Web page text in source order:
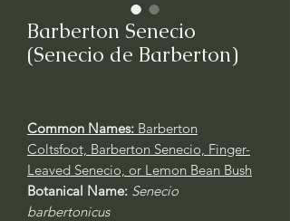
Barberton Senecio
(Senecio de Barberton)
Common Names: Barberton
Coltsfoot, Barberton Senecio, Finger-
Leaved Senecio, or Lemon Bean Bush
Botanical Name: Senecio
barbertonicus